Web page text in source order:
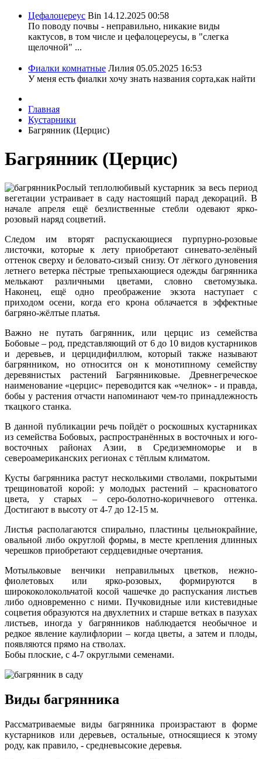
Цефалоцереус Bin 14.12.2025 00:58
По поводу почвы - неправильно, никакие виды
кактусов, в том числе и цефалоцереусы, в "слегка
щелочной" ...
Фиалки комнатные Лилия 05.05.2025 16:53
У меня есть фиалки хочу знать названия сорта,как найти
Главная
Кустарники
Багрянник (Церцис)
Багрянник (Церцис)
Рослый теплолюбивый кустарник за весь период
вегетации устраивает в саду настоящий парад декораций. В
начале апреля ещё безлиственные стебли одевают ярко-
розовый наряд соцветий.
Следом им вторят распускающиеся пурпурно-розовые
листочки, которые к лету приобретают синевато-зелёный
оттенок сверху и беловато-сизый снизу. От лёгкого дуновения
летнего ветерка пёстрые трепыхающиеся одежды багрянника
мелькают различными цветами, словно светомузыка.
Наконец, ещё одно преображение экзота наступает с
приходом осени, когда его крона облачается в эффектные
багряно-жёлтые платья.
Важно не путать багрянник, или церцис из семейства
Бобовые – род, представляющий от 6 до 10 видов кустарников
и деревьев, и церцидифиллюм, который также называют
багрянником, но относится он к монотипному семейству
деревянистых растений Багрянниковые. Древнегреческое
наименование «церцис» переводится как «челнок» - и правда,
бобы у растения отчасти напоминают чем-то принадлежность
ткацкого станка.
В данной публикации речь пойдёт о роскошных кустарниках
из семейства Бобовых, распространённых в восточных и юго-
восточных районах Азии, в Средиземноморье и в
североамериканских регионах с тёплым климатом.
Кусты багрянника растут несколькими стволами, покрытыми
трещиноватой корой: у молодых растений – красноватого
цвета, у старых – серо-болотно-коричневого оттенка.
Достигают в высоту от 4-7 до 12-15 м.
Листья располагаются спирально, пластины цельнокрайние,
овальной либо округлой формы, в месте крепления длинных
черешков приобретают сердцевидные очертания.
Мотыльковые венчики неправильных цветков, нежно-
фиолетовых или ярко-розовых, формируются в
ширококолокольчатой косой чашечке до распускания листьев
либо одновременно с ними. Пучковидные или кистевидные
соцветия образуются на двухлетних и старше ветках в пазухах
листьев, иногда у багрянников наблюдается необычное и
редкое явление каулифлории – когда цветы, а затем и плоды,
появляются прямо на стволах.
Бобы плоские, с 4-7 округлыми семенами.
Виды багрянника
Рассматриваемые виды багрянника произрастают в форме
кустарников или деревьев, остальные, относящиеся к этому
роду, как правило, - средневысокие деревья.